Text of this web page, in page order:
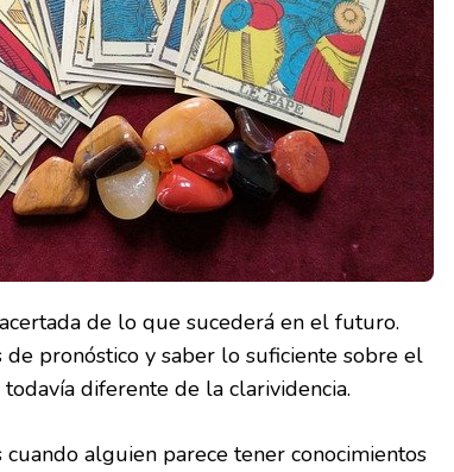
de lo que sucederá en el futuro.
pronóstico y saber lo suficiente sobre el
todavía diferente de la clarividencia.
cuando alguien parece tener conocimientos